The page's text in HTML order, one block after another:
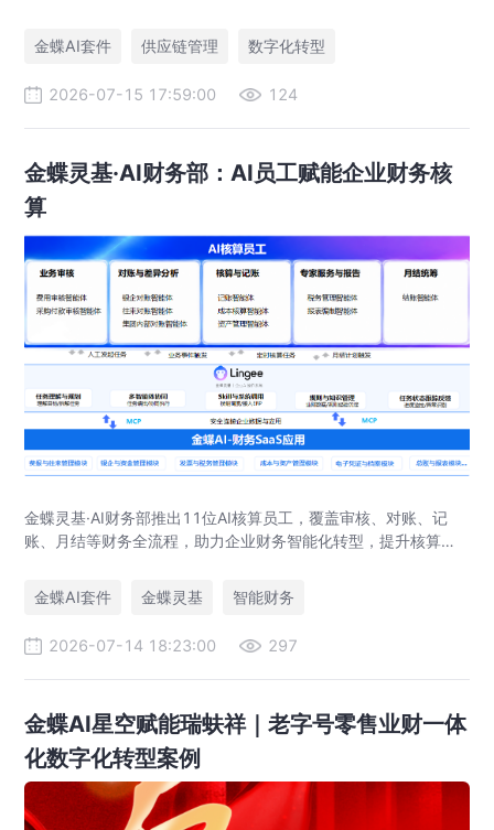
合一。
金蝶AI套件 供应链管理 数字化转型
2026-07-15 17:59:00 124
金蝶灵基·AI财务部：AI员工赋能企业财务核
算
金蝶灵基·AI财务部推出11位AI核算员工，覆盖审核、对账、记
账、月结等财务全流程，助力企业财务智能化转型，提升核算效
金蝶AI套件
金蝶灵基 智能财务
2026-07-14 18:23:00 297
金蝶AI星空赋能瑞蚨祥｜老字号零售业财一体
化数字化转型案例